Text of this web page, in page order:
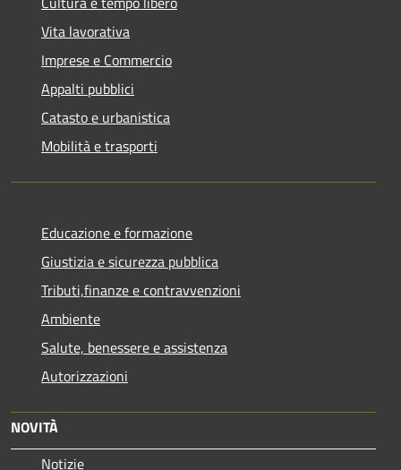
Vita lavorativa
Imprese e Commercio
Appalti pubblici
Catasto e urbanistica
Mobilità e trasporti
Educazione e formazione
Giustizia e sicurezza pubblica
Tributi,finanze e contravvenzioni
Ambiente
Salute, benessere e assistenza
Autorizzazioni
NOVITÀ
Notizie